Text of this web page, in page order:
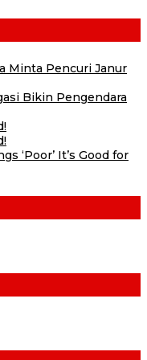
Minta Pencuri Janur
Bikin Pengendara
‘Poor’ It’s Good for